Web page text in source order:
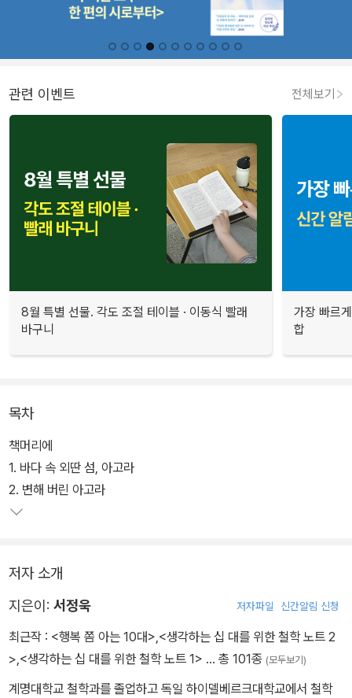
관련 이벤트 전체보기
8월 특별 선물. 각도 조절 테이블 · 이동식 빨래
바구니
가장 빠르
합
목차
책머리에
1. 바다 속 외딴 섬, 아고라
2. 변해 버린 아고라
저자 소개
지은이: 서정욱 저자파일 신간알림 신청
최근작 : <행복 쫌 아는 10대> <생각하는 십 대를 위한 철학 노트 2
> <생각하는 십 대를 위한 철학 노트 1> … 총 101종 (모두보기)
계명대학교 철학과를 졸업하고 독일 하이델베르크대학교에서 철학